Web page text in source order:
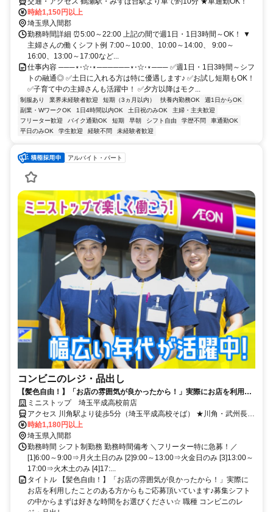
時給1,150円以上
埼玉県入間郡
勤務時間詳細 ⏰5:00～22:00 上記の間で週1日・1日3時間～OK！ ▼
主婦さんの働くシフト例 7:00～10:00、10:00～14:00、 9:00～
16:00、13:00～17:00など...
仕事内容 ───⋆⋅☆⋅⋆──────⋆⋅☆⋅⋆─── ✅週1日・1日3時間～シフ
トの融通◎ ✅土日に入れる方は特に優遇します♪ ✅お試し短期もOK！
✅子育て中の主婦さんも活躍中！ ✅夕方以降はモク...
制服あり 業界未経験者歓迎 短期（3ヵ月以内） 扶養内勤務OK
週1日からOK
副業・WワークOK
1日4時間以内OK 土日祝のみOK
主婦・主夫歓迎
フリーター歓迎
バイク通勤OK 短期 早朝 シフト自由 学歴不問
車通勤OK
平日のみOK
学生歓迎 経験不問 未経験者歓迎
アルバイト・パート
コンビニのレジ・品出し
【髪色自由！】「お店の雰囲気が良かったから！」実際にお店を利用し
たことのある方からもご応募頂いています♪募集シフトの中からまずは好
きな時間をお選びください☆
ミニストップ 埼玉平成高校前店
アクセス 川角駅より徒歩5分（埼玉平成高校そば） ★川角・武州長瀬
エリアを中心に通勤しやすい立地 ★毛呂山町・坂戸市・鶴ヶ島市・
日高市・越生町エリアからアクセス可能！ ★その他のアクセス可能
駅/武州長瀬駅、西大家駅、一本松駅、東毛呂駅
時給1,180円以上
埼玉県入間郡
勤務時間 シフト制勤務 勤務時間備考 ＼フリーター特に急募！／
[1]6:00～9:00⇒月火土日のみ [2]9:00～13:00⇒火金日のみ [3]13:00～
17:00⇒火木土のみ [4]17:...
タイトル 【髪色自由！】「お店の雰囲気が良かったから！」実際に
お店を利用したことのある方からもご応募頂いています♪募集シフト
の中からまずは好きな時間をお選びください☆ 職種 コンビニのレ